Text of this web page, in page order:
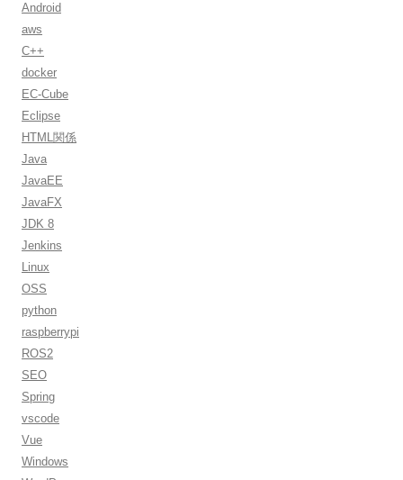
Android
aws
C++
docker
EC-Cube
Eclipse
HTML関係
Java
JavaEE
JavaFX
JDK 8
Jenkins
Linux
OSS
python
raspberrypi
ROS2
SEO
Spring
vscode
Vue
Windows